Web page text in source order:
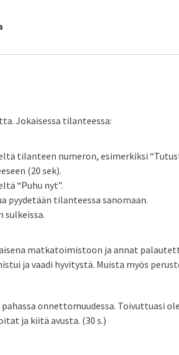
Jokaisessa tilanteessa:
tilanteen numeron, esimerkiksi
(20 sek).
“Puhu nyt”.
pyydetään tilanteessa sanomaan.
sulkeissa.
matkatoimistoon ja annat
ja vaadi hyvitystä. Muista myös
onnettomuudessa. Toivuttuasi
ja kiitä avusta. (30 s.)